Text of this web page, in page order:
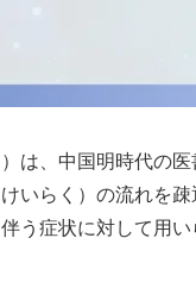
は、中国明時代の
いらく）の流れを
う症状に対して用い